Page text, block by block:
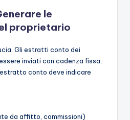
le
proprietario
Gli estratti conto dei
inviati con cadenza fissa,
conto deve indicare
da affitto, commissioni)